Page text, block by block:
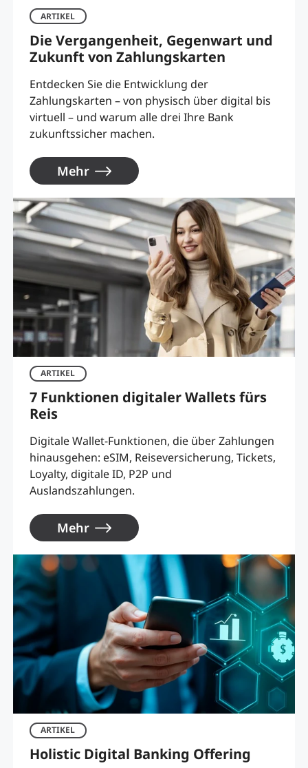
ARTIKEL
Die Vergangenheit, Gegenwart und
Zukunft von Zahlungskarten
Entdecken Sie die Entwicklung der
Zahlungskarten – von physisch über digital bis
virtuell – und warum alle drei Ihre Bank
zukunftssicher machen.
Mehr
ARTIKEL
7 Funktionen digitaler Wallets fürs
Reis
Digitale Wallet-Funktionen, die über Zahlungen
hinausgehen: eSIM, Reiseversicherung, Tickets,
Loyalty, digitale ID, P2P und
Auslandszahlungen.
Mehr
ARTIKEL
Holistic Digital Banking Offering